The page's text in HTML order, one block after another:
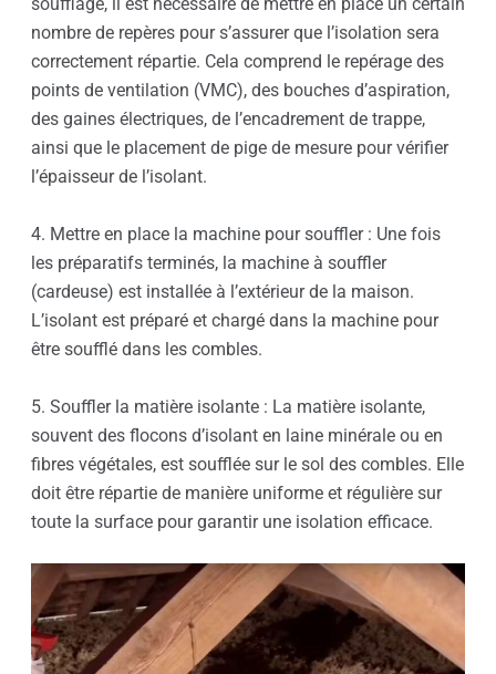
soufflage, il est nécessaire de mettre en place un certain
nombre de repères pour s’assurer que l’isolation sera
correctement répartie. Cela comprend le repérage des
points de ventilation (VMC), des bouches d’aspiration,
des gaines électriques, de l’encadrement de trappe,
ainsi que le placement de pige de mesure pour vérifier
l’épaisseur de l’isolant.
4. Mettre en place la machine pour souffler : Une fois
les préparatifs terminés, la machine à souffler
(cardeuse) est installée à l’extérieur de la maison.
L’isolant est préparé et chargé dans la machine pour
être soufflé dans les combles.
5. Souffler la matière isolante : La matière isolante,
souvent des flocons d’isolant en laine minérale ou en
fibres végétales, est soufflée sur le sol des combles. Elle
doit être répartie de manière uniforme et régulière sur
toute la surface pour garantir une isolation efficace.